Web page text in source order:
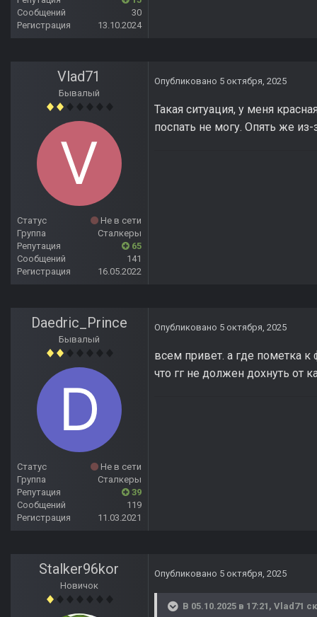
Сообщений
30
Регистрация
13.10.2024
Vlad71
Бывалый
Статус
Не в сети
Группа
Сталкеры
Репутация
65
Сообщений
141
Регистрация
16.05.2022
Опубликовано 5 октября, 2025
Такая ситуация, у меня
поспать не могу. Опять же из-
Daedric_Prince
Бывалый
Статус
Не в сети
Группа
Сталкеры
Репутация
39
Сообщений
119
Регистрация
11.03.2021
Опубликовано 5 октября, 2025
всем привет. а где пометка к
что гг не должен дохнуть от
Stalker96kor
Новичок
Опубликовано 5 октября, 2025
В 05.10.2025 в 17:21, Vlad71